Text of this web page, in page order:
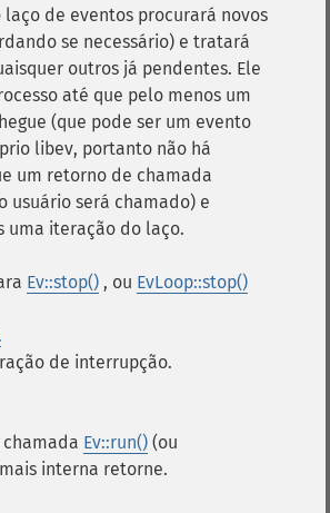
laço de eventos procurará novos
se necessário) e tratará
outros já pendentes. Ele
até que pelo menos um
(que pode ser um evento
libev, portanto não há
um retorno de chamada
usuário será chamado) e
uma iteração do laço.
Ev::stop() , ou EvLoop::stop()
de interrupção.
chamada Ev::run() (ou
interna retorne.